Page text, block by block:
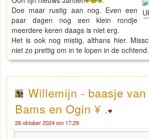
Doe maar rustig aan nog. Even een
paar dagen nog een klein rondje
meerdere keren daags is niet erg.
Het is ook nog mistig, althans hier.
niet zo prettig om in te lopen in de ochtend.
Willemijn - baasje
Bams en Ogin ¥ .
26 oktober 2024 om 17:29